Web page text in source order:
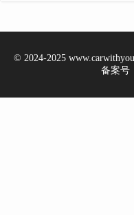
© 2024-2025
备案号